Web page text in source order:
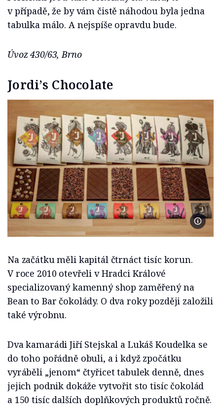
v případě, že by vám čistě náhodou byla jedna
tabulka málo. A nejspíše opravdu bude.
Úvoz 430/63, Brno
Jordi’s Chocolate
Foto
Na začátku měli kapitál čtrnáct tisíc korun.
V roce 2010 otevřeli v Hradci Králové
specializovaný kamenný shop zaměřený na
Bean to Bar čokolády. O dva roky později založili
také výrobnu.
Dva kamarádi Jiří Stejskal a Lukáš Koudelka se
do toho pořádně obuli, a i když zpočátku
vyráběli „jenom“ čtyřicet tabulek denně, dnes
jejich podnik dokáže vytvořit sto tisíc čokolád
a 150 tisíc dalších doplňkových produktů ročně.